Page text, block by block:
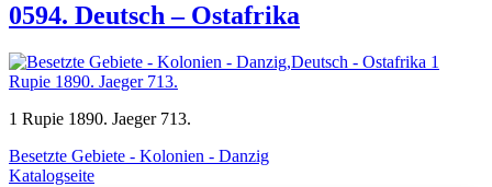
0594. Deutsch – Ostafrika
1 Rupie 1890. Jaeger 713.
Besetzte Gebiete - Kolonien - Danzig
Katalogseite